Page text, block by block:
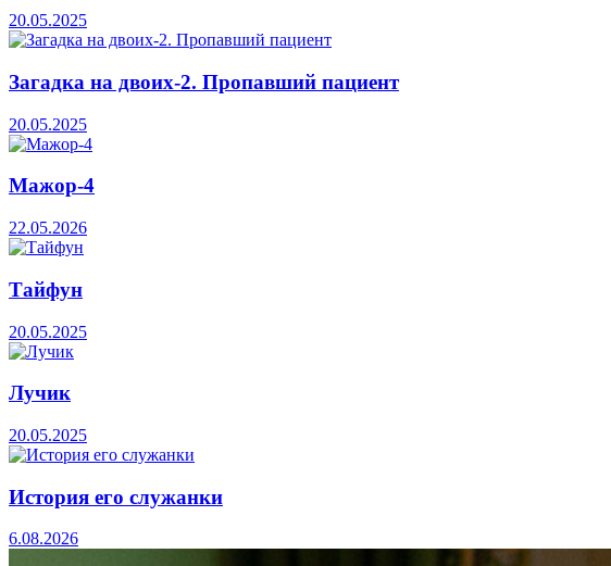
20.05.2025
Загадка на двоих-2. Пропавший пациент
20.05.2025
Мажор-4
22.05.2026
Тайфун
20.05.2025
Лучик
20.05.2025
История его служанки
6.08.2026